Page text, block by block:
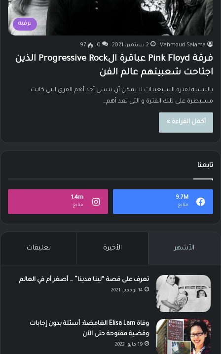
ترفيه
Mahmoud Salama 2 سبتمبر، 2021 0
97
فرقة Pink Floyd عباقرة الProgressive Rock الذين
اجتاحت شعبيتهم عالم الفن
بالنسبة لفترة السبعينات لا يمكن أن ننسى أحد أهم الفرق التى كانت
مسيطرة على تلك الفترة و التى تعد أهم…
أكمل القراءة »
تابعنا
9.7M
متابع
1.4m
متابع
الأشهر الأخيرة تعليقات
تعرف على قصة “لينا مدينا” … أصغر أم في العالم
14 نوفمبر، 2021
وفاة Elisa Lam الغامضة: أسئلة بدون إجابات
وقضية مفتوحة حتى الآن
19 مايو، 2022